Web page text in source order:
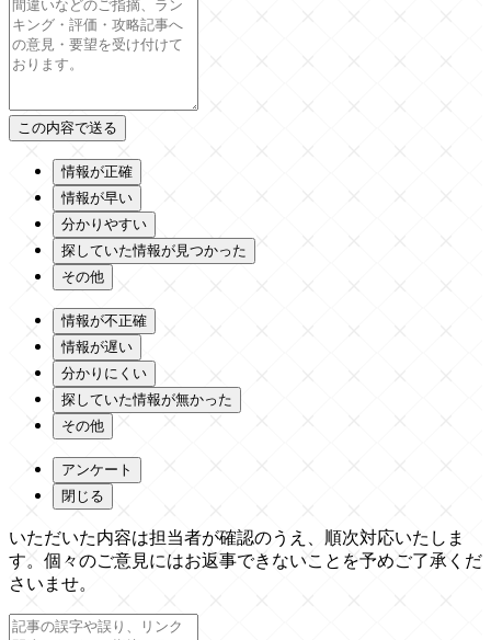
情報が正確
情報が早い
分かりやすい
探していた情報が見つかった
その他
情報が不正確
情報が遅い
分かりにくい
探していた情報が無かった
その他
アンケート
閉じる
いただいた内容は担当者が確認のうえ、順次対応いたしま
す。個々のご意見にはお返事できないことを予めご了承くだ
さいませ。